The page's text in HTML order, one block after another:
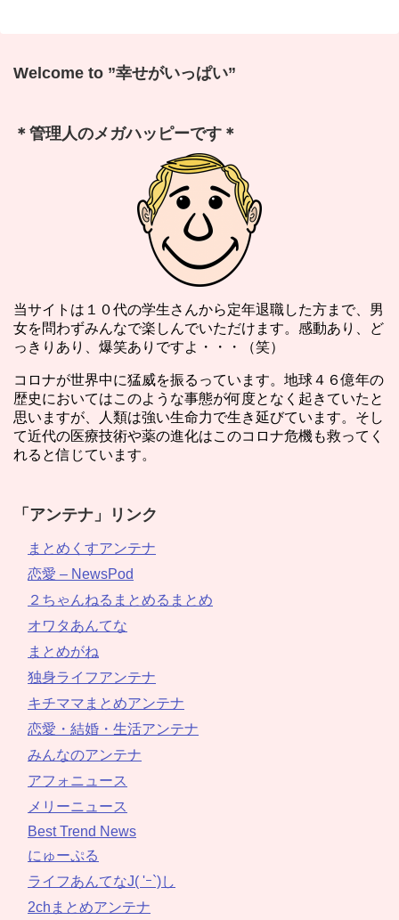
Welcome to ”幸せがいっぱい”
＊管理人のメガハッピーです＊
当サイトは１０代の学生さんから定年退職した方まで、男
女を問わずみんなで楽しんでいただけます。感動あり、ど
っきりあり、爆笑ありですよ・・・（笑）
コロナが世界中に猛威を振るっています。地球４６億年の
歴史においてはこのような事態が何度となく起きていたと
思いますが、人類は強い生命力で生き延びています。そし
て近代の医療技術や薬の進化はこのコロナ危機も救ってく
れると信じています。
「アンテナ」リンク
まとめくすアンテナ
恋愛 – NewsPod
２ちゃんねるまとめるまとめ
オワタあんてな
まとめがね
独身ライフアンテナ
キチママまとめアンテナ
恋愛・結婚・生活アンテナ
みんなのアンテナ
アフォニュース
メリーニュース
Best Trend News
にゅーぷる
ライフあんてなJ( 'ｰ`)し
2chまとめアンテナ